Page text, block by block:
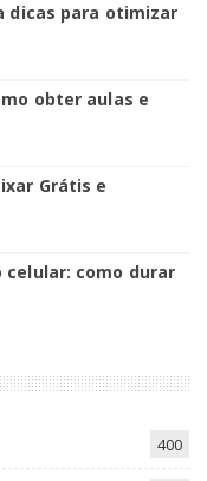
dicas para otimizar
obter aulas e
Grátis e
celular: como durar
400